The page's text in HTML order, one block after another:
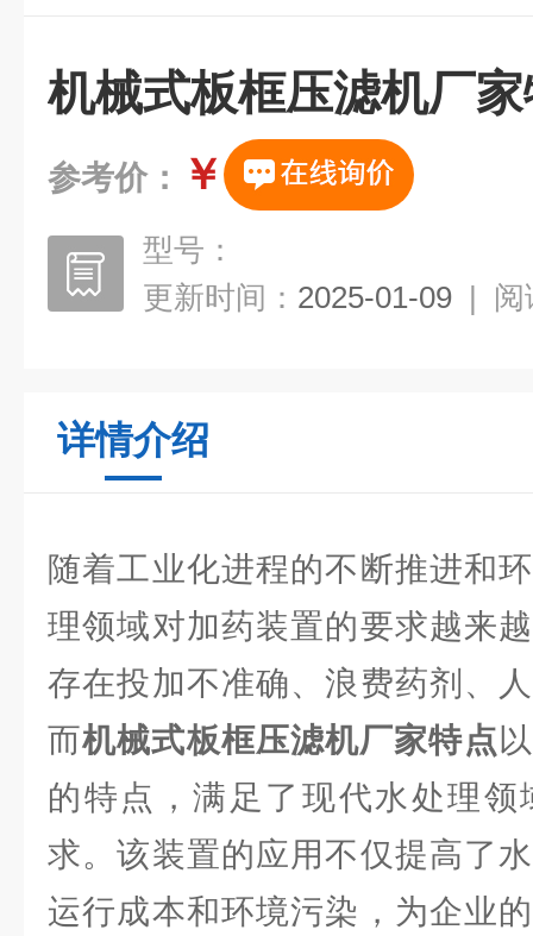
机械式板框压滤机厂
参考价： ￥
型号：
更新时间： 2025-01-09 | 阅
详情介绍
随着工业化进程的不断推进和
理领域对加药装置的要求越来
存在投加不准确、浪费药剂、
而‍机械式板框压滤机厂家特点
的特点，满足了现代水处理
求。该装置的应用不仅提高了
运行成本和环境污染，为企业